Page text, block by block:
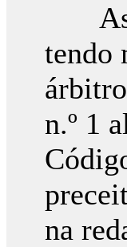
As
tendo
n.º 1
na